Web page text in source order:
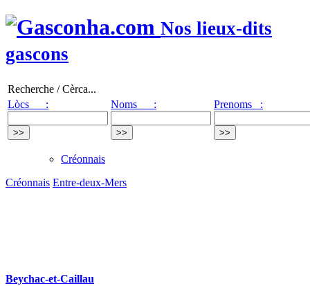
Nos lieux-dits
gascons
Recherche / Cèrca...
Lòcs :
Noms : Prenoms :
Créonnais
Créonnais Entre-deux-Mers
Beychac-et-Caillau